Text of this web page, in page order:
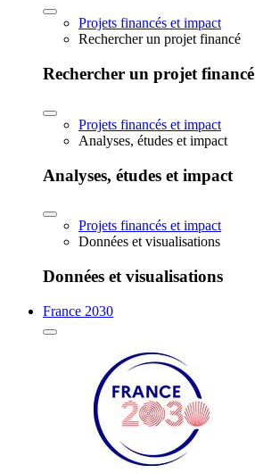
Projets financés et impact
Rechercher un projet financé
Rechercher un projet financé
Projets financés et impact
Analyses, études et impact
Analyses, études et impact
Projets financés et impact
Données et visualisations
Données et visualisations
France 2030